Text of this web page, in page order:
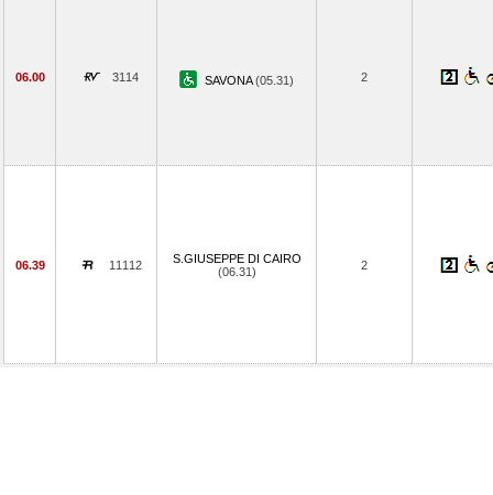
06.00 3114 SAVONA(05.31) 2
06.39 11112
S.GIUSEPPE DI CAIRO
(06.31)
2